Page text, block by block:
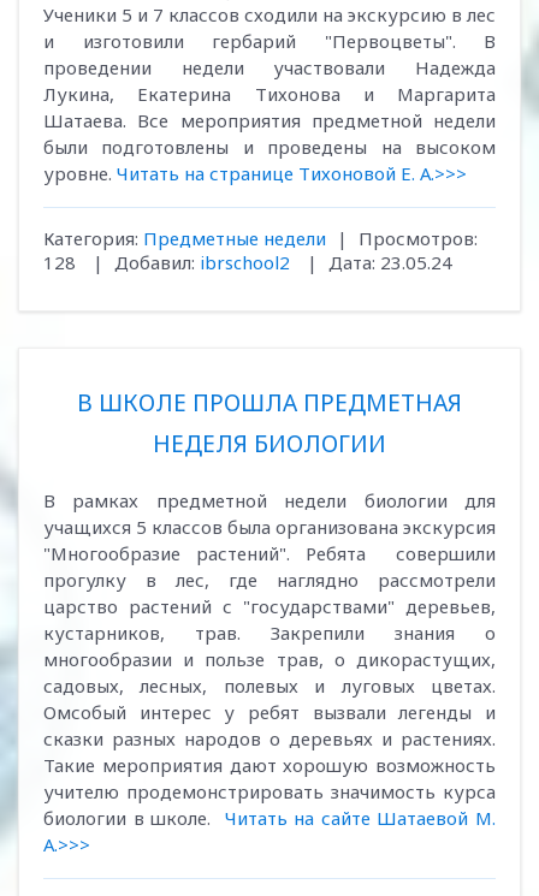
Ученики 5 и 7 классов сходили на экскурсию в лес
и изготовили гербарий "Первоцветы". В
проведении недели участвовали Надежда
Лукина, Екатерина Тихонова и Маргарита
Шатаева. Все мероприятия предметной недели
были подготовлены и проведены на высоком
уровне. Читать на странице Тихоновой Е. А.>>>
Категория: Предметные недели |
Просмотров:
128
| Добавил: ibrschool2 | Дата: 23.05.24
В ШКОЛЕ ПРОШЛА ПРЕДМЕТНАЯ
НЕДЕЛЯ БИОЛОГИИ
В рамках предметной недели биологии для
учащихся 5 классов была организована экскурсия
"Многообразие растений". Ребята совершили
прогулку в лес, где наглядно рассмотрели
царство растений с "государствами" деревьев,
кустарников, трав. Закрепили знания о
многообразии и пользе трав, о дикорастущих,
садовых, лесных, полевых и луговых цветах.
Омсобый интерес у ребят вызвали легенды и
сказки разных народов о деревьях и растениях.
Такие мероприятия дают хорошую возможность
учителю продемонстрировать значимость курса
биологии в школе. Читать на сайте Шатаевой М.
А.>>>